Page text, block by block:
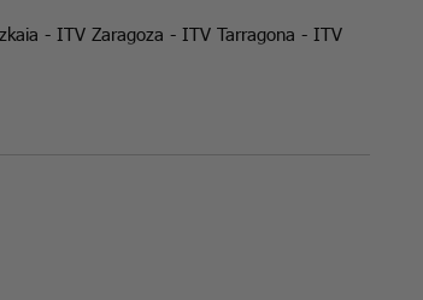
- ITV Zaragoza - ITV Tarragona - ITV